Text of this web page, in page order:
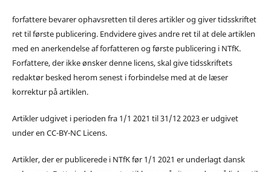
forfattere bevarer ophavsretten til deres artikler og giver tidsskriftet
ret til første publicering. Endvidere gives andre ret til at dele artiklen
med en anerkendelse af forfatteren og første publicering i NTfK.
Forfattere, der ikke ønsker denne licens, skal give tidsskriftets
redaktør besked herom senest i forbindelse med at de læser
korrektur på artiklen.
Artikler udgivet i perioden fra 1/1 2021 til 31/12 2023 er udgivet
under en CC-BY-NC Licens.
Artikler, der er publicerede i NTfK før 1/1 2021 er underlagt dansk